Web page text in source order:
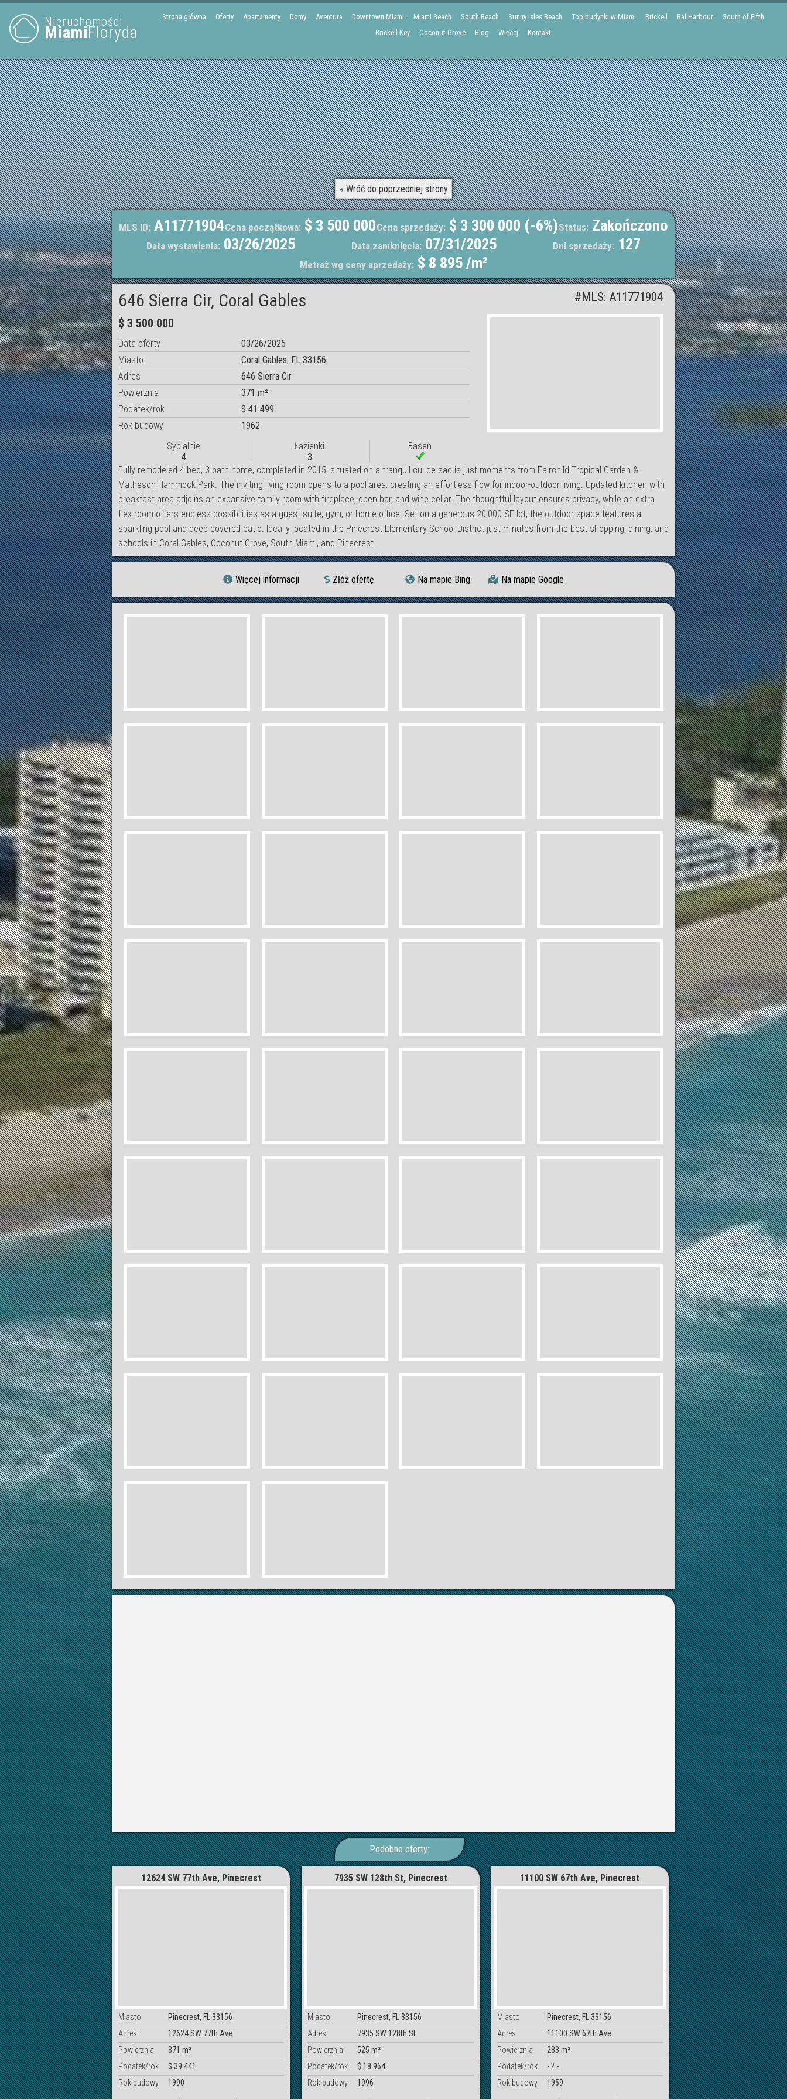
Nieruchomości
MiamiFloryda
Strona główna Oferty Apartamenty Domy Aventura Downtown Miami Miami Beach South Beach Sunny Isles Beach Top budynki w Miami Brickell Bal Harbour
South of Fifth
Brickell Key
Coconut Grove Blog Więcej Kontakt
« Wróć do poprzedniej strony
MLS ID:A11771904Cena początkowa:$ 3 500 000Cena sprzedaży: $ 3 300 000 (-6%)Status: Zakończono
Data wystawienia: 03/26/2025 Data zamknięcia: 07/31/2025 Dni sprzedaży: 127
Metraż wg ceny sprzedaży:$ 8 895 /m²
646 Sierra Cir, Coral Gables
#MLS: A11771904
$ 3 500 000
Data oferty
03/26/2025
Miasto
Coral Gables, FL 33156
Adres
646 Sierra Cir
Powierznia
371 m²
Podatek/rok
$ 41 499
Rok budowy
1962
Sypialnie
4
Łazienki
3
Basen
Fully remodeled 4-bed, 3-bath home, completed in 2015, situated on a tranquil cul-de-sac is just moments from Fairchild Tropical Garden &
Matheson Hammock Park. The inviting living room opens to a pool area, creating an effortless flow for indoor-outdoor living. Updated kitchen with
breakfast area adjoins an expansive family room with fireplace, open bar, and wine cellar. The thoughtful layout ensures privacy, while an extra
flex room offers endless possibilities as a guest suite, gym, or home office. Set on a generous 20,000 SF lot, the outdoor space features a
sparkling pool and deep covered patio. Ideally located in the Pinecrest Elementary School District just minutes from the best shopping, dining, and
schools in Coral Gables, Coconut Grove, South Miami, and Pinecrest.
Więcej informacji Złóż ofertę Na mapie Bing Na mapie Google
Podobne oferty:
12624 SW 77th Ave, Pinecrest
Miasto
Pinecrest, FL 33156
Adres
12624 SW 77th Ave
Powierznia
371 m²
Podatek/rok
$ 39 441
Rok budowy
1990
7935 SW 128th St, Pinecrest
Miasto
Pinecrest, FL 33156
Adres
7935 SW 128th St
Powierznia
525 m²
Podatek/rok
$ 18 964
Rok budowy
1996
11100 SW 67th Ave, Pinecrest
Miasto
Pinecrest, FL 33156
Adres
11100 SW 67th Ave
Powierznia
283 m²
Podatek/rok
- ? -
Rok budowy
1959